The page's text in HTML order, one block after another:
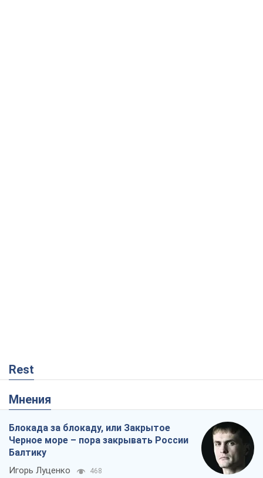
Rest
Мнения
Блокада за блокаду, или Закрытое
Черное море – пора закрывать России
Балтику
Игорь Луценко 468